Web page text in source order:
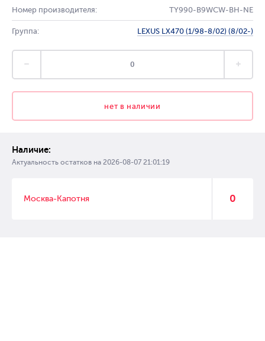
Номер производителя: TY990-B9WCW-BH-NE
Группа: LEXUS LX470 (1/98-8/02) (8/02-)
нет в наличии
Наличие:
Актуальность остатков на 2026-08-07 21:01:19
Москва-Капотня 0